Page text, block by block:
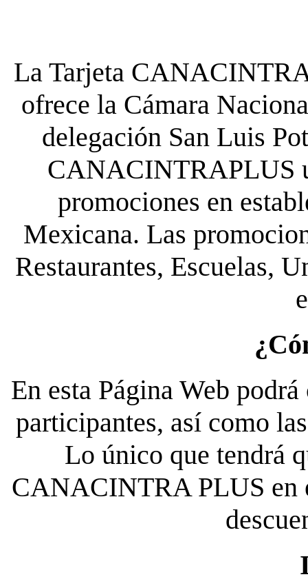
La Tarjeta
ofrece la Cámara
delegación San Luis
CANACINTRAPLUS
promociones en
Mexicana. Las
Restaurantes, Escuelas,
En esta Página Web
participantes, así como
Lo único que tendrá
CANACINTRA PLUS en